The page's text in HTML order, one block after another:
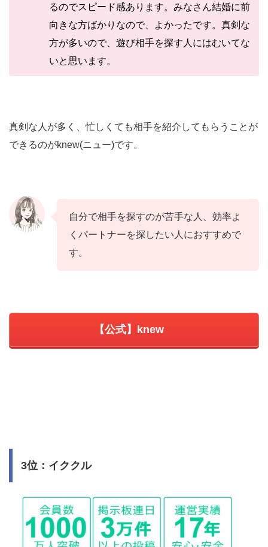
るのでスピード感あります。みなさん結婚に前
向きな方ばかりなので、よかったです。真剣な
方が多いので、遊び相手を探す人にはむいてな
いと思います。
真剣な人が多く、忙しくても相手を紹介してもらうことが
できるのがknew(ニュー)です。
自分で相手を探すのが苦手な人、効率よ
くパートナーを探したい人におすすめで
す。
【公式】knew
3位：イククル